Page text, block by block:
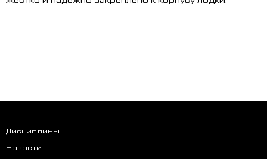
Дисциплины
Новости